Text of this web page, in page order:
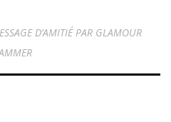
D’AMITIÉ PAR GLAMOUR